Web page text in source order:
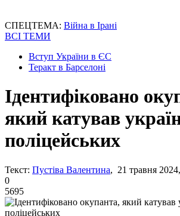
СПЕЦТЕМА: Війна в Ірані
ВСІ ТЕМИ
Вступ України в ЄС
Теракт в Барселоні
Ідентифіковано
який катував
поліцейських
Текст: Пустіва Валентина, 21 травня
0
5695